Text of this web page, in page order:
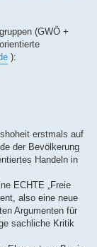
(GWÖ +
):
erstmals auf
der Bevölkerung
Handeln in
ECHTE „Freie
also eine neue
Argumenten für
sachliche Kritik